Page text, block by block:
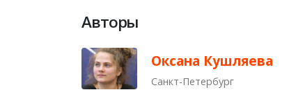
Авторы
Оксана Кушляева
Санкт-Петербург